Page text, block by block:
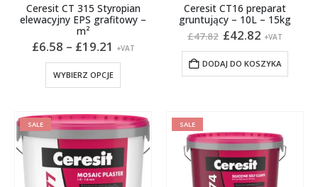
Ceresit CT 315 Styropian
elewacyjny EPS grafitowy –
m²
£6.58 – £19.21 Zakres
od
£6.58
do
+VAT
WYBIERZ OPCJE
produkt
wiele
wariantów.
Opcje
można
wybrać
Ceresit CT16 preparat
gruntujący – 10L – 15kg
£47.82 Pierwotna
wynosiła:
£47.82.
£42.82 Aktualna
wynosi:
£42.82.
+VAT
DODAJ DO KOSZYKA
SALE SALE